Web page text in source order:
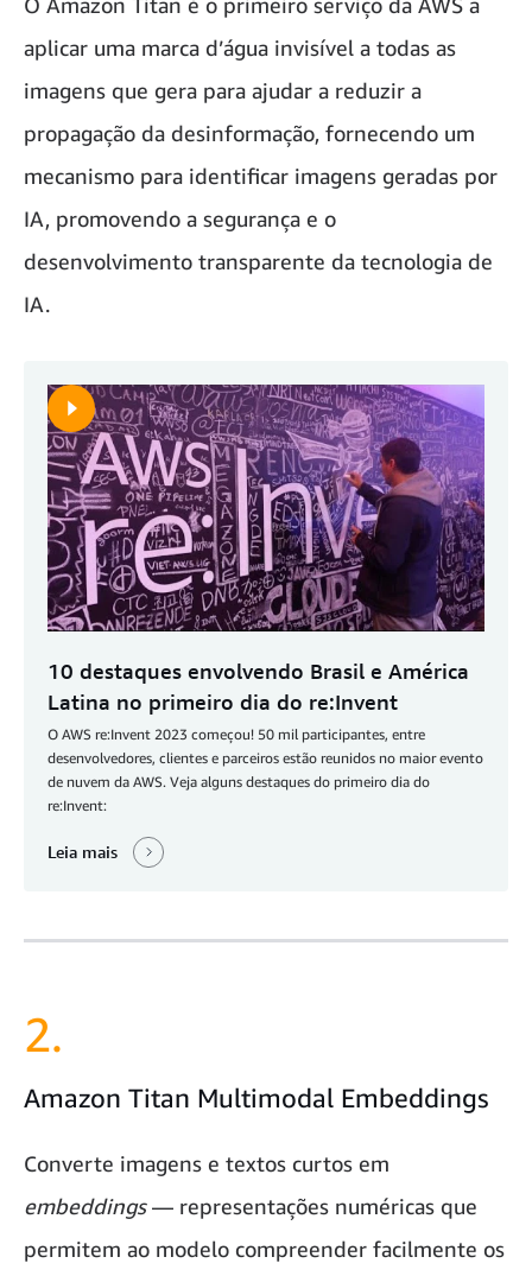
aplicar uma marca d’água invisível a todas as
imagens que gera para ajudar a reduzir a
propagação da desinformação, fornecendo um
mecanismo para identificar imagens geradas por
IA, promovendo a segurança e o
desenvolvimento transparente da tecnologia de
IA.
10 destaques envolvendo Brasil e América
Latina no primeiro dia do re:Invent
O AWS re:Invent 2023 começou! 50 mil participantes, entre
desenvolvedores, clientes e parceiros estão reunidos no maior evento
de nuvem da AWS. Veja alguns destaques do primeiro dia do
re:Invent:
Leia mais
2.
Amazon Titan Multimodal Embeddings
Converte imagens e textos curtos em
embeddings— representações numéricas que
permitem ao modelo compreender facilmente os